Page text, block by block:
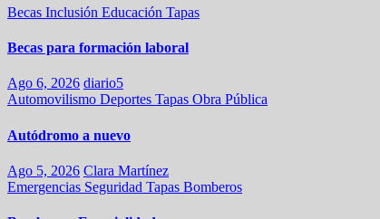
Becas Inclusión Educación Tapas
Becas para formación laboral
Ago 6, 2026 diario5
Automovilismo Deportes Tapas Obra Pública
Autódromo a nuevo
Ago 5, 2026 Clara Martínez
Emergencias Seguridad Tapas Bomberos